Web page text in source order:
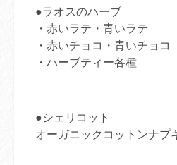
●ラオスのハーブ
・赤いラテ・青いラテ
・赤いチョコ・青いチョコ
・ハーブティー各種
●シェリコット
オーガニックコットンナプ